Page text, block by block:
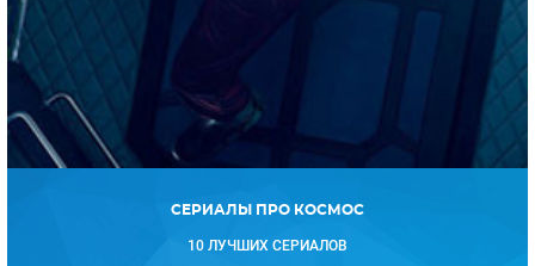
СЕРИАЛЫ ПРО КОСМОС
10 ЛУЧШИХ СЕРИАЛОВ